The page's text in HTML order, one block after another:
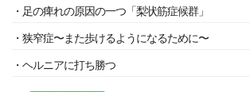
・足の痺れの原因の一つ「梨状筋症候群」
・狭窄症〜また歩けるようになるために〜
・ヘルニアに打ち勝つ